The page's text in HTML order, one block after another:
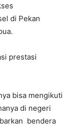
di Pekan
prestasi
bisa mengikuti
di negeri
bendera